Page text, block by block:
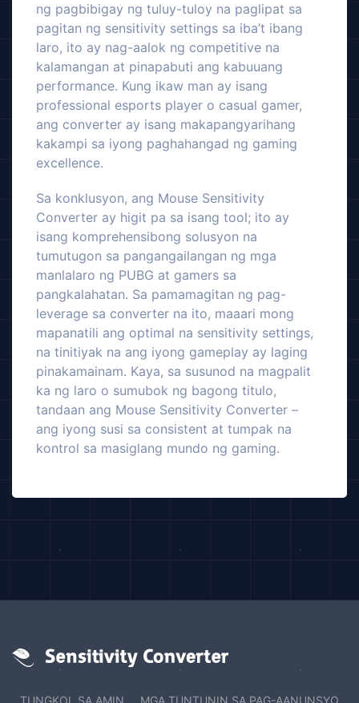
ng pagbibigay ng tuluy-tuloy na paglipat sa
pagitan ng sensitivity settings sa iba’t ibang
laro, ito ay nag-aalok ng competitive na
kalamangan at pinapabuti ang kabuuang
performance. Kung ikaw man ay isang
professional esports player o casual gamer,
ang converter ay isang makapangyarihang
kakampi sa iyong paghahangad ng gaming
excellence.
Sa konklusyon, ang Mouse Sensitivity
Converter ay higit pa sa isang tool; ito ay
isang komprehensibong solusyon na
tumutugon sa pangangailangan ng mga
manlalaro ng PUBG at gamers sa
pangkalahatan. Sa pamamagitan ng pag-
leverage sa converter na ito, maaari mong
mapanatili ang optimal na sensitivity settings,
na tinitiyak na ang iyong gameplay ay laging
pinakamainam. Kaya, sa susunod na magpalit
ka ng laro o sumubok ng bagong titulo,
tandaan ang Mouse Sensitivity Converter –
ang iyong susi sa consistent at tumpak na
kontrol sa masiglang mundo ng gaming.